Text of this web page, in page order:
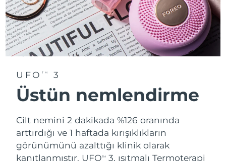
UFO TM 3
Üstün nemlendirme
Cilt nemini 2 dakikada %126 oranında
arttırdığı ve 1 haftada kırışıklıkların
görünümünü azalttığı klinik olarak
kanıtlanmıştır. UFOTM
3, ısıtmalı Termoterapi
Tayland
Tahmini teslim tarihi
14/08/2026
Türkiye
Tahmini teslim tarihi
11/08/2026
Emirlikleri
Birleşik Krallık
Tahmini teslim tarihi
Amerika Birleşik
Devletleri
Tahmini teslim tarihi